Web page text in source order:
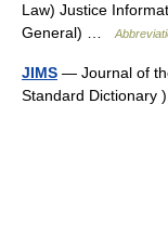
Law) Justice
General) …
JIMS — Journal of
Standard